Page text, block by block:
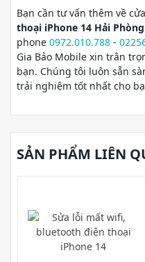
Bạn cần tư vấn thêm về
thoại iPhone 14 Hải Phòng
phone 0972.010.788 -
Gia Bảo Mobile xin trân
bạn. Chúng tôi luôn sẵn
trải nghiệm tốt nhất cho
SẢN PHẨM LIÊN